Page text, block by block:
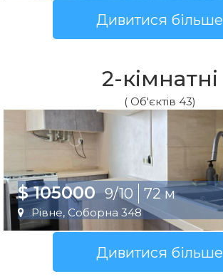
Дивитися більше
2-кімнатні
( Об'єктів 43)
$ 105000 9/10 72 м
Рівне, Соборна 348
Дивитися більше